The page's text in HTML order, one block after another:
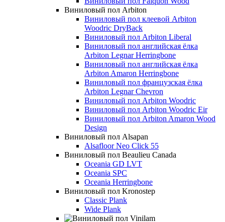
Виниловый пол Arbiton
Виниловый пол клеевой Arbiton
Woodric DryBack
Виниловый пол Arbiton Liberal
Виниловый пол английская ёлка
Arbiton Legnar Herringbone
Виниловый пол английская ёлка
Arbiton Amaron Herringbone
Виниловый пол французская ёлка
Arbiton Legnar Chevron
Виниловый пол Arbiton Woodric
Виниловый пол Arbiton Woodric Eir
Виниловый пол Arbiton Amaron Wood
Design
Виниловый пол Alsapan
Alsafloor Neo Click 55
Виниловый пол Beaulieu Canada
Oceania GD LVT
Oceania SPC
Oceania Herringbone
Виниловый пол Kronostep
Classic Plank
Wide Plank